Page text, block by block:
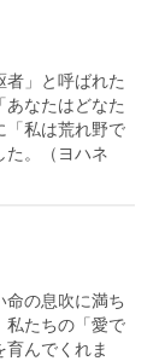
者」と呼ばれた
あなたはどなた
「私は荒れ野で
た。（ヨハネ
命の息吹に満ち
私たちの「愛で
育んでくれま